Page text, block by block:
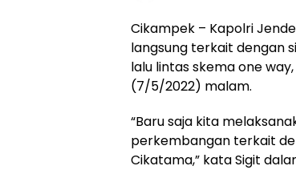
Cikampek – Kapolri
langsung terkait dengan
lalu lintas skema one
(7/5/2022) malam.
“Baru saja kita
perkembangan terkait
Cikatama,” kata Sigit